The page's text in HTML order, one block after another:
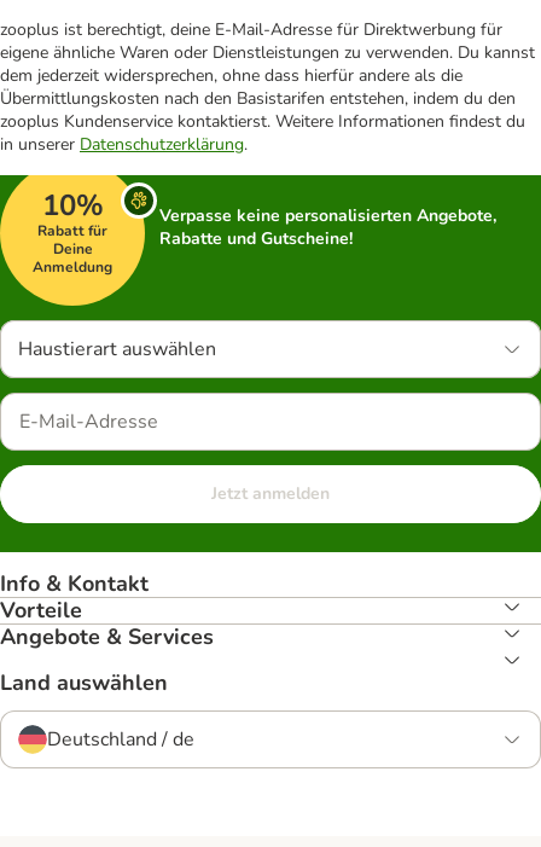
zooplus ist berechtigt, deine E-Mail-Adresse für Direktwerbung für
eigene ähnliche Waren oder Dienstleistungen zu verwenden. Du kannst
dem jederzeit widersprechen, ohne dass hierfür andere als die
Übermittlungskosten nach den Basistarifen entstehen, indem du den
zooplus Kundenservice kontaktierst. Weitere Informationen findest du
in unserer Datenschutzerklärung.
10%
Rabatt für
Deine
Anmeldung
Verpasse keine personalisierten Angebote,
Rabatte und Gutscheine!
Haustierart auswählen
Jetzt anmelden
Info & Kontakt
Vorteile
Angebote & Services
Land auswählen
Deutschland / de